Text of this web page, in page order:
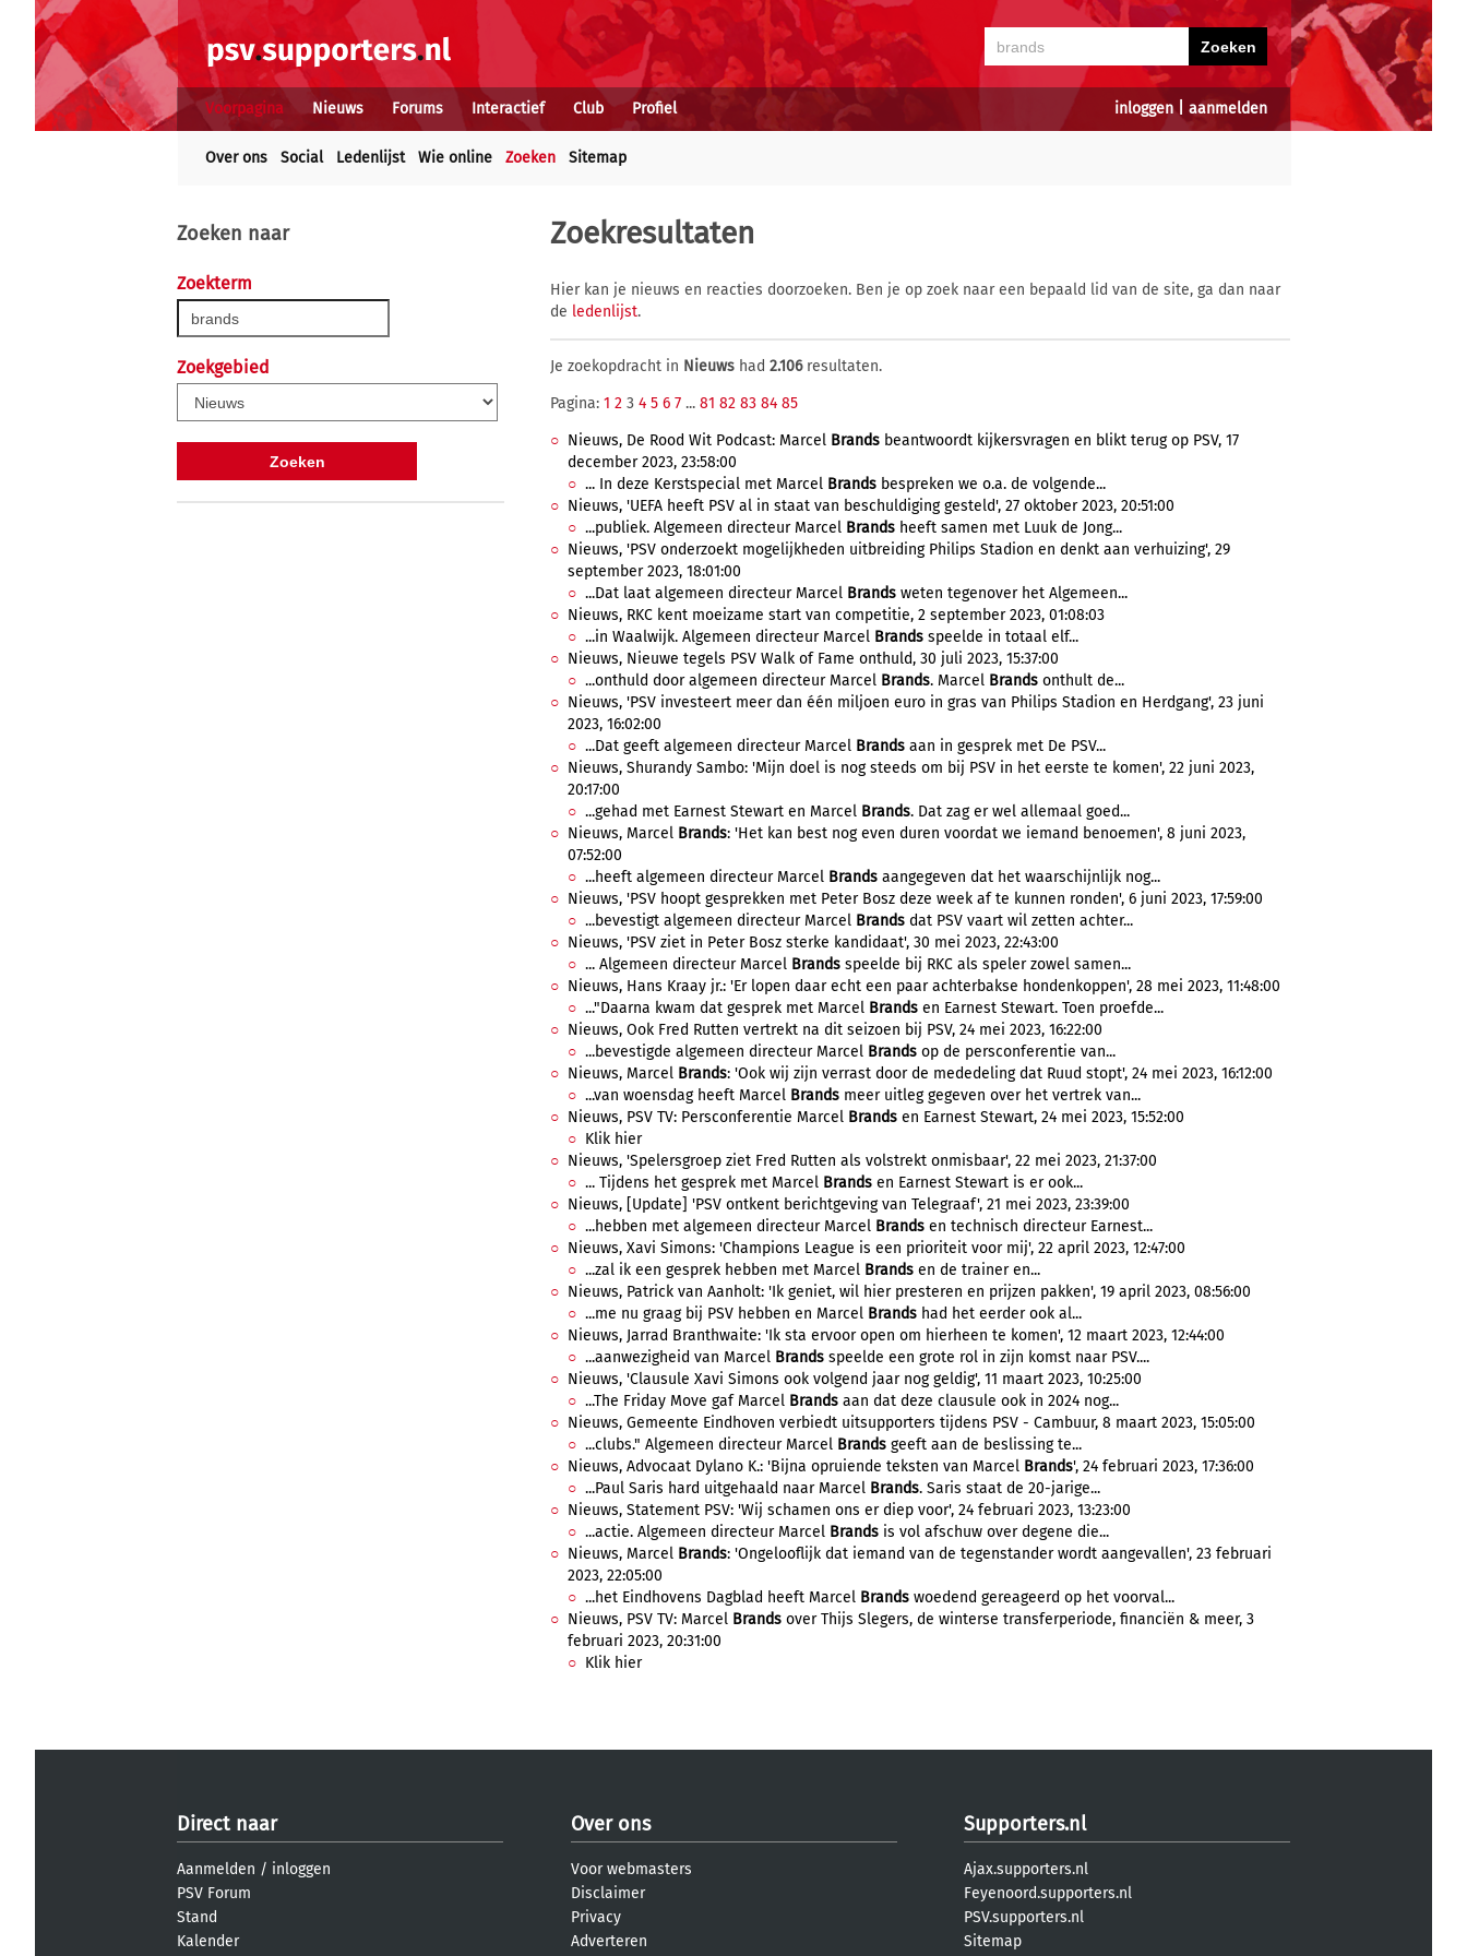
inloggen| aanmelden
Voorpagina Nieuws Forums Interactief Club Profiel
Over ons Social Ledenlijst Wie online Zoeken Sitemap
Zoeken naar
Zoekterm
Zoekgebied
Zoekresultaten
Hier kan je nieuws en reacties doorzoeken. Ben je op zoek naar een bepaald lid van de site, ga dan naar
de ledenlijst.
Je zoekopdracht in Nieuws had 2.106resultaten.
Pagina: 1 2 3 4 5 6 7 ... 81 82 83 84 85
Nieuws, De Rood Wit Podcast: Marcel Brands beantwoordt kijkersvragen en blikt terug op PSV, 17
december 2023, 23:58:00
... In deze Kerstspecial met Marcel Brands bespreken we o.a. de volgende...
Nieuws, 'UEFA heeft PSV al in staat van beschuldiging gesteld', 27 oktober 2023, 20:51:00
...publiek. Algemeen directeur Marcel Brands heeft samen met Luuk de Jong...
Nieuws, 'PSV onderzoekt mogelijkheden uitbreiding Philips Stadion en denkt aan verhuizing', 29
september 2023, 18:01:00
...Dat laat algemeen directeur Marcel Brands weten tegenover het Algemeen...
Nieuws, RKC kent moeizame start van competitie, 2 september 2023, 01:08:03
...in Waalwijk. Algemeen directeur Marcel Brands speelde in totaal elf...
Nieuws, Nieuwe tegels PSV Walk of Fame onthuld, 30 juli 2023, 15:37:00
...onthuld door algemeen directeur Marcel Brands. Marcel Brands onthult de...
Nieuws, 'PSV investeert meer dan één miljoen euro in gras van Philips Stadion en Herdgang', 23 juni
2023, 16:02:00
...Dat geeft algemeen directeur Marcel Brands aan in gesprek met De PSV...
Nieuws, Shurandy Sambo: 'Mijn doel is nog steeds om bij PSV in het eerste te komen', 22 juni 2023,
20:17:00
...gehad met Earnest Stewart en Marcel Brands. Dat zag er wel allemaal goed...
Nieuws, Marcel Brands: 'Het kan best nog even duren voordat we iemand benoemen', 8 juni 2023,
07:52:00
...heeft algemeen directeur Marcel Brands aangegeven dat het waarschijnlijk nog...
Nieuws, 'PSV hoopt gesprekken met Peter Bosz deze week af te kunnen ronden', 6 juni 2023, 17:59:00
...bevestigt algemeen directeur Marcel Brands dat PSV vaart wil zetten achter...
Nieuws, 'PSV ziet in Peter Bosz sterke kandidaat', 30 mei 2023, 22:43:00
... Algemeen directeur Marcel Brands speelde bij RKC als speler zowel samen...
Nieuws, Hans Kraay jr.: 'Er lopen daar echt een paar achterbakse hondenkoppen', 28 mei 2023, 11:48:00
..."Daarna kwam dat gesprek met Marcel Brands en Earnest Stewart. Toen proefde...
Nieuws, Ook Fred Rutten vertrekt na dit seizoen bij PSV, 24 mei 2023, 16:22:00
...bevestigde algemeen directeur Marcel Brands op de persconferentie van...
Nieuws, Marcel Brands: 'Ook wij zijn verrast door de mededeling dat Ruud stopt', 24 mei 2023, 16:12:00
...van woensdag heeft Marcel Brands meer uitleg gegeven over het vertrek van...
Nieuws, PSV TV: Persconferentie Marcel Brands en Earnest Stewart, 24 mei 2023, 15:52:00
Klik hier
Nieuws, 'Spelersgroep ziet Fred Rutten als volstrekt onmisbaar', 22 mei 2023, 21:37:00
... Tijdens het gesprek met Marcel Brands en Earnest Stewart is er ook...
Nieuws, [Update] 'PSV ontkent berichtgeving van Telegraaf', 21 mei 2023, 23:39:00
...hebben met algemeen directeur Marcel Brands en technisch directeur Earnest...
Nieuws, Xavi Simons: 'Champions League is een prioriteit voor mij', 22 april 2023, 12:47:00
...zal ik een gesprek hebben met Marcel Brands en de trainer en...
Nieuws, Patrick van Aanholt: 'Ik geniet, wil hier presteren en prijzen pakken', 19 april 2023, 08:56:00
...me nu graag bij PSV hebben en Marcel Brands had het eerder ook al...
Nieuws, Jarrad Branthwaite: 'Ik sta ervoor open om hierheen te komen', 12 maart 2023, 12:44:00
...aanwezigheid van Marcel Brands speelde een grote rol in zijn komst naar PSV....
Nieuws, 'Clausule Xavi Simons ook volgend jaar nog geldig', 11 maart 2023, 10:25:00
...The Friday Move gaf Marcel Brands aan dat deze clausule ook in 2024 nog...
Nieuws, Gemeente Eindhoven verbiedt uitsupporters tijdens PSV - Cambuur, 8 maart 2023, 15:05:00
...clubs." Algemeen directeur Marcel Brands geeft aan de beslissing te...
Nieuws, Advocaat Dylano K.: 'Bijna opruiende teksten van Marcel Brands', 24 februari 2023, 17:36:00
...Paul Saris hard uitgehaald naar Marcel Brands. Saris staat de 20-jarige...
Nieuws, Statement PSV: 'Wij schamen ons er diep voor', 24 februari 2023, 13:23:00
...actie. Algemeen directeur Marcel Brands is vol afschuw over degene die...
Nieuws, Marcel Brands: 'Ongelooflijk dat iemand van de tegenstander wordt aangevallen', 23 februari
2023, 22:05:00
...het Eindhovens Dagblad heeft Marcel Brands woedend gereageerd op het voorval...
Nieuws, PSV TV: Marcel Brands over Thijs Slegers, de winterse transferperiode, financiën & meer, 3
februari 2023, 20:31:00
Klik hier
Direct naar
Aanmelden / inloggen
PSV Forum
Stand
Kalender
Over ons
Voor webmasters
Disclaimer
Privacy
Adverteren
Supporters.nl
Ajax.supporters.nl
Feyenoord.supporters.nl
PSV.supporters.nl
Sitemap